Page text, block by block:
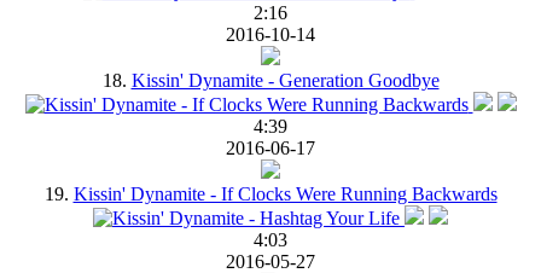
2:16
2016-10-14
18. Kissin' Dynamite - Generation Goodbye
4:39
2016-06-17
19. Kissin' Dynamite - If Clocks Were Running Backwards
4:03
2016-05-27